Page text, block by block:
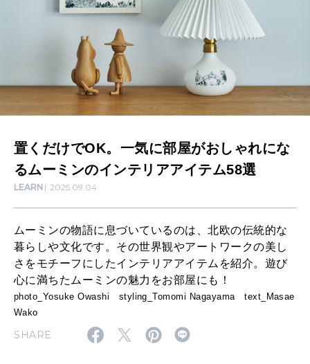
SUSTAINABLE
わたしができること
CULTURE
WORK&MONEY
いい人生って？
MAGAZINE
特集
2026年9月号「北海道 おいしく遊ぶ、夏のご褒美旅。」
2026年7月号「鎌倉 ローカルが 教えてくれた 本当の歩き方。」
MAGAZINE
一
気
部
屋
が
し
ゃ
れ
に
な
置くだけでOK。一気に部屋がおしゃれにな
るムーミンのインテリアアイテム58選
LEARN 2025.09.04
ムーミンの物語に息づいているのは、北欧の伝統的な
暮らしや文化です。その世界観やアートワークの美し
さをモチーフにしたインテリアアイテムを紹介。遊び
心に満ちたムーミンの魅力をお部屋にも！
photo_Yosuke Owashi styling_Tomomi Nagayama text_Masae
Wako
SHARE